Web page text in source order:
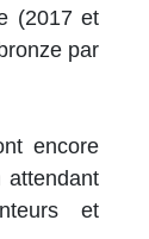
(2017 et
par
encore
attendant
et